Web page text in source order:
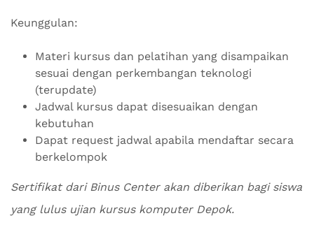
Keunggulan:
Materi kursus dan pelatihan yang disampaikan
sesuai dengan perkembangan teknologi
(terupdate)
Jadwal kursus dapat disesuaikan dengan
kebutuhan
Dapat request jadwal apabila mendaftar secara
berkelompok
Sertifikat dari Binus Center akan diberikan bagi siswa
yang lulus ujian kursus komputer Depok.